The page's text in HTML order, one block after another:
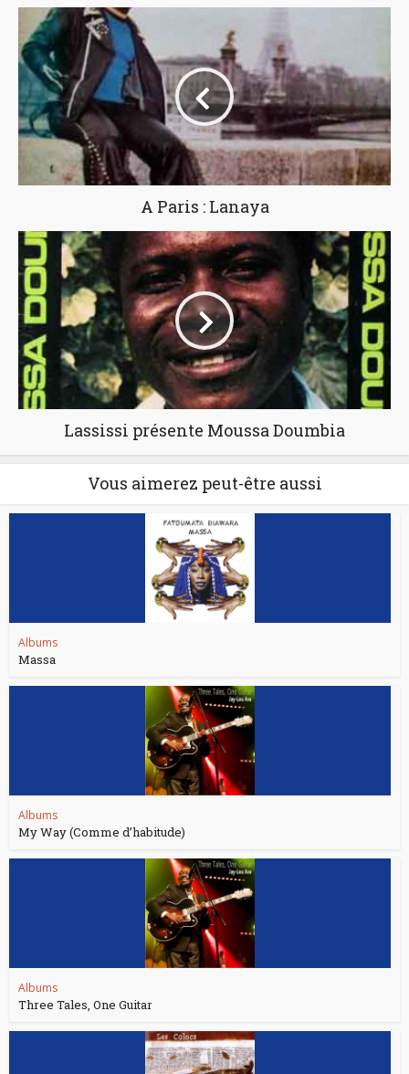
A Paris : Lanaya
Lassissi présente Moussa Doumbia
Vous aimerez peut-être aussi
Albums
Massa
Albums
My Way (Comme d’habitude)
Albums
Three Tales, One Guitar